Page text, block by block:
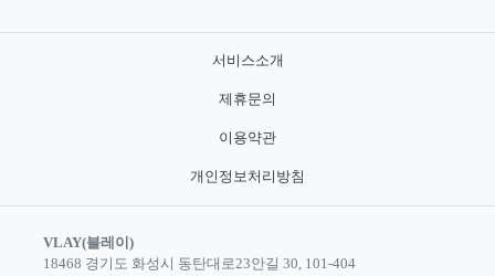
서비스소개
제휴문의
이용약관
개인정보처리방침
VLAY(블레이)
18468 경기도 화성시 동탄대로23안길 30, 101-404